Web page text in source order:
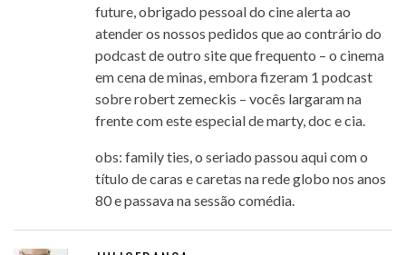
future, obrigado pessoal do cine alerta ao
atender os nossos pedidos que ao contrário do
podcast de outro site que frequento – o cinema
em cena de minas, embora fizeram 1 podcast
sobre robert zemeckis – vocês largaram na
frente com este especial de marty, doc e cia.
obs: family ties, o seriado passou aqui com o
título de caras e caretas na rede globo nos anos
80 e passava na sessão comédia.